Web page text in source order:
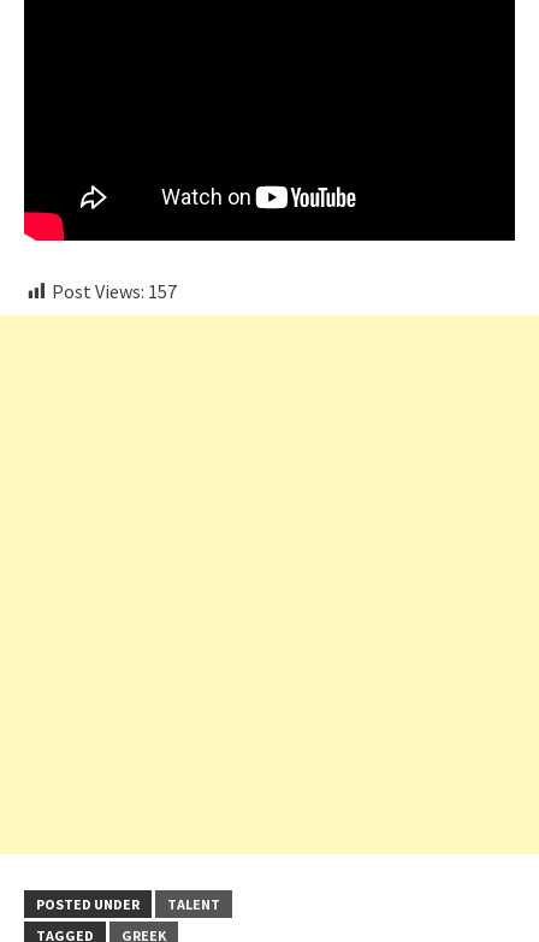
Post Views: 157
POSTED UNDER
TALENT
TAGGED
GREEK